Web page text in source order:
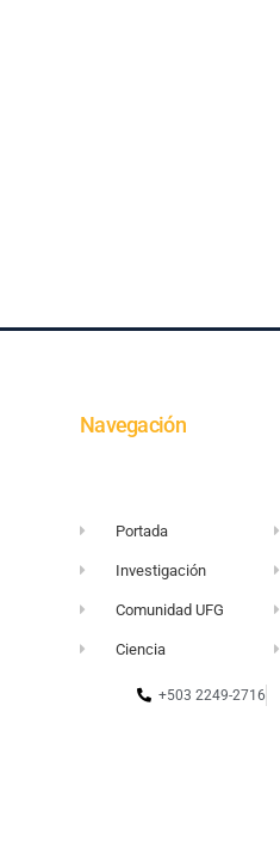
Navegación
Portada
Investigación
Comunidad UFG
Ciencia
+503 2249-2716